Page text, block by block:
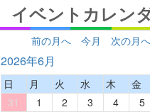
イベントカレン
前の月へ 今月 次の月へ
2026年6月
日 月 火 水 木 金
31
1 2 3 4 5